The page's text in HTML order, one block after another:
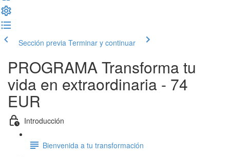
Sección previa Terminar y continuar
PROGRAMA Transforma tu
vida en extraordinaria - 74
EUR
Introducción
Bienvenida a tu transformación